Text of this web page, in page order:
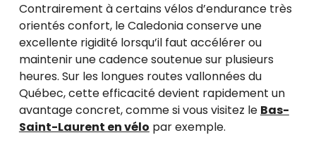
Contrairement à certains vélos d’endurance très
orientés confort, le Caledonia conserve une
excellente rigidité lorsqu’il faut accélérer ou
maintenir une cadence soutenue sur plusieurs
heures. Sur les longues routes vallonnées du
Québec, cette efficacité devient rapidement un
avantage concret, comme si vous visitez le Bas-
Saint-Laurent en vélo par exemple.